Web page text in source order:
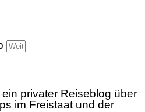
privater Reiseblog über
im Freistaat und der